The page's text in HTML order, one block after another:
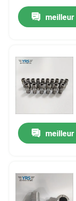
Maison
Contrôle de
Nouvelles